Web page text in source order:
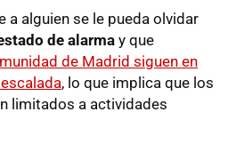
a alguien se le pueda olvidar
de alarma y que
de Madrid siguen en
, lo que implica que los
limitados a actividades